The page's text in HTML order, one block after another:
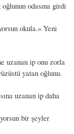
odasına girdi
okula.» Yeni
uzanan ip onu zorla
yatan oğlunu.
uzanan ip daha
bir şeyler